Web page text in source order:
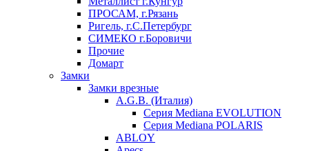
ПРОСАМ, г.Рязань
Ригель, г.С.Петербург
СИМЕКО г.Боровичи
Прочие
Домарт
Замки
Замки врезные
A.G.B. (Италия)
Серия Mediana EVOLUTION
Серия Mediana POLARIS
ABLOY